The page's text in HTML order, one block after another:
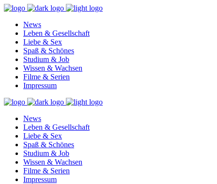
News
Leben & Gesellschaft
Liebe & Sex
Spaß & Schönes
Studium & Job
Wissen & Wachsen
Filme & Serien
Impressum
News
Leben & Gesellschaft
Liebe & Sex
Spaß & Schönes
Studium & Job
Wissen & Wachsen
Filme & Serien
Impressum